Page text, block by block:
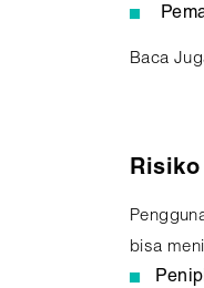
Baca
Risiko
bisa